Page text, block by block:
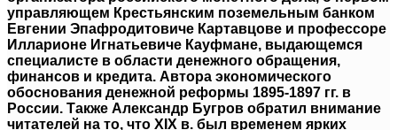
управляющем Крестьянским поземельным банком
Евгении Эпафродитовиче Картавцове и профессоре
Илларионе Игнатьевиче Кауфмане, выдающемся
специалисте в области денежного обращения,
финансов и кредита. Автора экономического
обоснования денежной реформы 1895-1897 гг. в
России. Также Александр Бугров обратил внимание
читателей на то, что XIX в. был временем ярких